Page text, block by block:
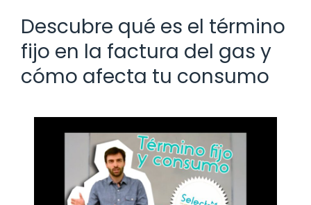
Descubre qué es el término
fijo en la factura del gas y
cómo afecta tu consumo